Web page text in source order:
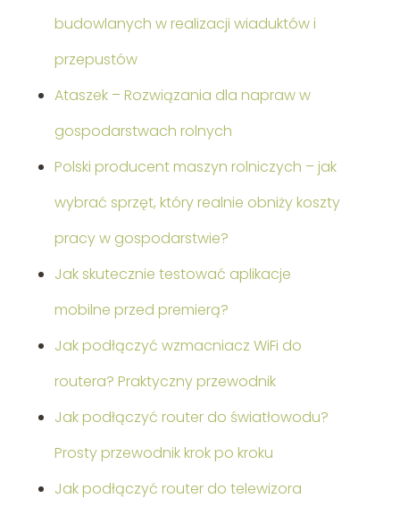
budowlanych w realizacji wiaduktów i
przepustów
Ataszek – Rozwiązania dla napraw w
gospodarstwach rolnych
Polski producent maszyn rolniczych – jak
wybrać sprzęt, który realnie obniży koszty
pracy w gospodarstwie?
Jak skutecznie testować aplikacje
mobilne przed premierą?
Jak podłączyć wzmacniacz WiFi do
routera? Praktyczny przewodnik
Jak podłączyć router do światłowodu?
Prosty przewodnik krok po kroku
Jak podłączyć router do telewizora